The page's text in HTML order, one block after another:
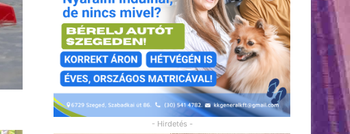
- Hirdetés -